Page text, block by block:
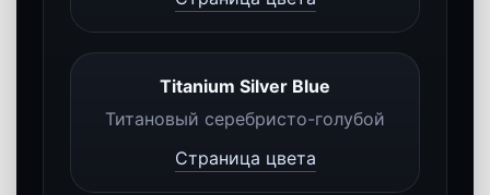
Выберите цвет
Нажмите на цвет, чтобы переключить
изображение и перейти на нужную